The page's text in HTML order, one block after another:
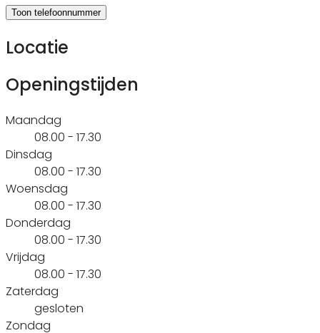
Toon telefoonnummer
Locatie
Openingstijden
Maandag
08.00 - 17.30
Dinsdag
08.00 - 17.30
Woensdag
08.00 - 17.30
Donderdag
08.00 - 17.30
Vrijdag
08.00 - 17.30
Zaterdag
gesloten
Zondag